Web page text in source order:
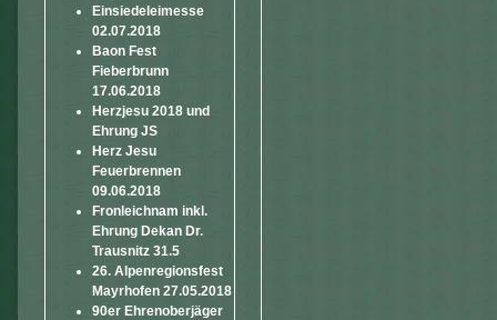
Einsiedeleimesse
02.07.2018
Baon Fest
Fieberbrunn
17.06.2018
Herzjesu 2018 und
Ehrung JS
Herz Jesu
Feuerbrennen
09.06.2018
Fronleichnam inkl.
Ehrung Dekan Dr.
Trausnitz 31.5
26. Alpenregionsfest
Mayrhofen 27.05.2018
90er Ehrenoberjäger